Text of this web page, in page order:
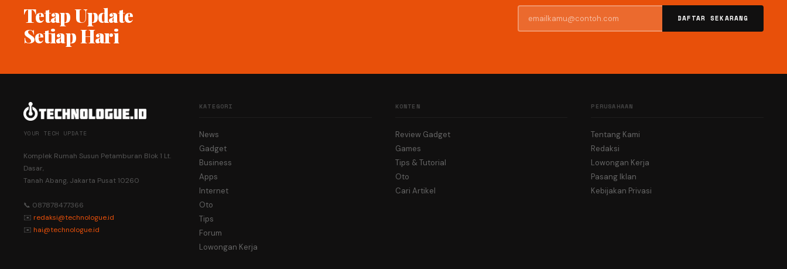
Tetap Update
Setiap Hari
DAFTAR SEKARANG
YOUR TECH UPDATE
Komplek Rumah Susun Petamburan Blok 1 Lt.
Dasar,
Tanah Abang, Jakarta Pusat 10260
📞 087878477366
✉️ redaksi@technologue.id
✉️ hai@technologue.id
KATEGORI
News
Gadget
Business
Apps
Internet
Oto
Tips
Forum
Lowongan Kerja
KONTEN
Review Gadget
Games
Tips & Tutorial
Oto
Cari Artikel
PERUSAHAAN
Tentang Kami
Redaksi
Lowongan Kerja
Pasang Iklan
Kebijakan Privasi